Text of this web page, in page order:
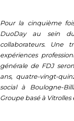
Pour la cinquième
DuoDay au sein
collaborateurs. Une
expériences
générale de FDJ
ans, quatre-vingt-
social à Boulogne-
Groupe basé à Vitrolles